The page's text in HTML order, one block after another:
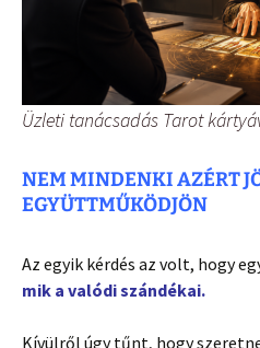
Üzleti tanácsadás Tarot
NEM MINDENKI AZÉRT
EGYÜTTMŰKÖDJÖN
Az egyik kérdés az volt, hogy
mik a valódi szándékai.
Kívülről úgy tűnt, hogy